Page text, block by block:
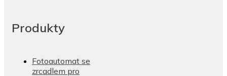
Produkty
Fotoautomat se
zrcadlem pro